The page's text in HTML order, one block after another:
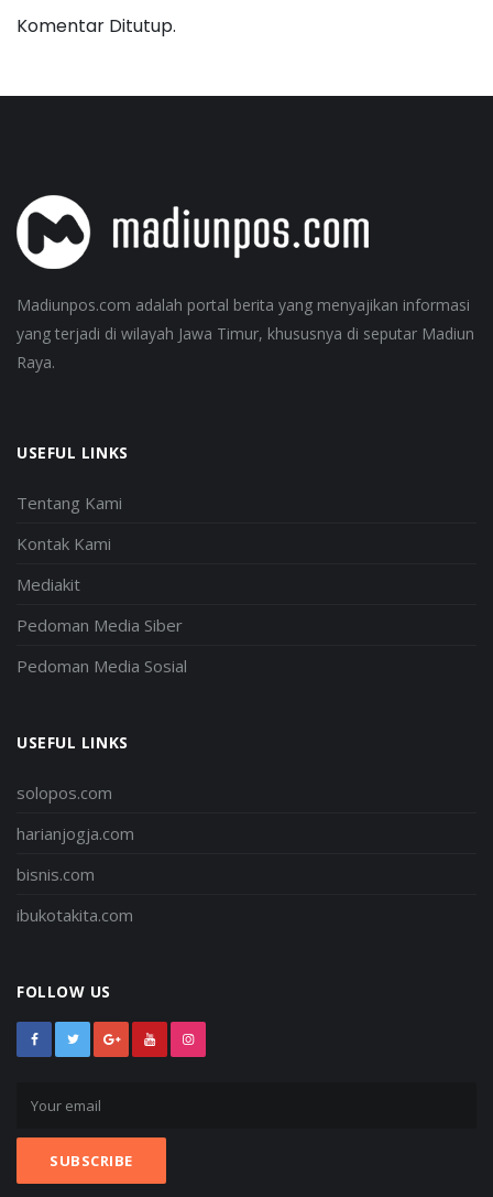
Komentar Ditutup.
Madiunpos.com adalah portal berita yang menyajikan informasi
yang terjadi di wilayah Jawa Timur, khususnya di seputar Madiun
Raya.
USEFUL LINKS
Tentang Kami
Kontak Kami
Mediakit
Pedoman Media Siber
Pedoman Media Sosial
USEFUL LINKS
solopos.com
harianjogja.com
bisnis.com
ibukotakita.com
FOLLOW US